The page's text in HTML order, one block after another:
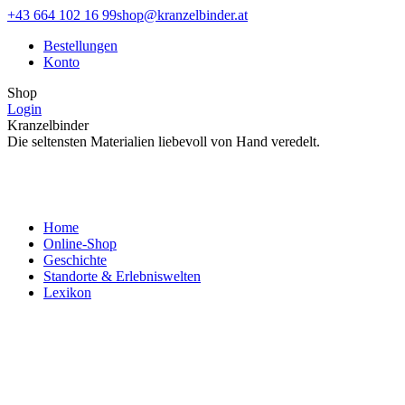
Zum
springen
Facebook
opens
window
Instagram
opens
window
+43 664 102 16 99shop@kranzelbinder.at
Bestellungen
Konto
Shop
Login
Kranzelbinder
Die seltensten Materialien liebevoll von Hand veredelt.
Home
Online-Shop
Geschichte
Standorte & Erlebniswelten
Lexikon